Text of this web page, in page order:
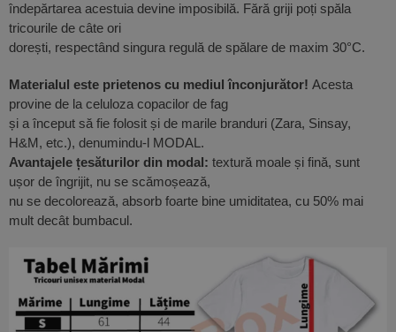
îndepărtarea acestuia devine imposibilă. Fără griji poți spăla
tricourile de câte ori
dorești, respectând singura regulă de spălare de maxim 30°C.
Materialul este prietenos cu mediul înconjurător! Acesta
provine de la celuloza copacilor de fag
și a început să fie folosit și de marile branduri (Zara, Sinsay,
H&M, etc.), denumindu-l MODAL.
Avantajele țesăturilor din modal: textură moale și fină, sunt
ușor de îngrijit, nu se scămoșează,
nu se decolorează, absorb foarte bine umiditatea, cu 50% mai
mult decât bumbacul.